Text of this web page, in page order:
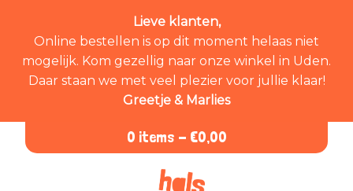
Lieve klanten,
Online bestellen is op dit moment helaas niet
mogelijk. Kom gezellig naar onze winkel in Uden.
Daar staan we met veel plezier voor jullie klaar!
Greetje & Marlies
0 items - €0,00